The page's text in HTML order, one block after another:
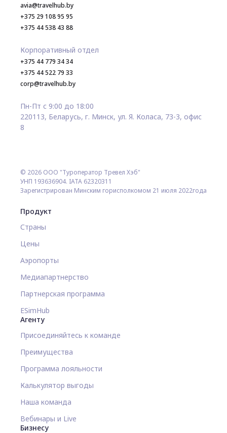
avia@travelhub.by
+375 29 108 95 95
+375 44 538 43 88
Корпоративный отдел
+375 44 779 34 34
+375 44 522 79 33
corp@travelhub.by
Пн-Пт с 9:00 до 18:00
220113, Беларусь, г. Минск, ул. Я. Коласа, 73-3, офис
8
© 2026 ООО "Туроператор Тревел Хэб"
УНП 193636904. IATA 62320311
Зарегистрирован Минским горисполкомом 21 июля 2022года
Продукт
Страны
Цены
Аэропорты
Медиапартнерство
Партнерская программа
ESimHub
Агенту
Присоединяйтесь к команде
Преимущества
Программа лояльности
Калькулятор выгоды
Наша команда
Вебинары и Live
Бизнесу